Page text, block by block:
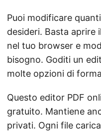
Puoi modificare
desideri. Basta aprire
nel tuo browser e
bisogno. Goditi un
molte opzioni di
Questo editor PDF
gratuito. Mantiene
privati. Ogni file